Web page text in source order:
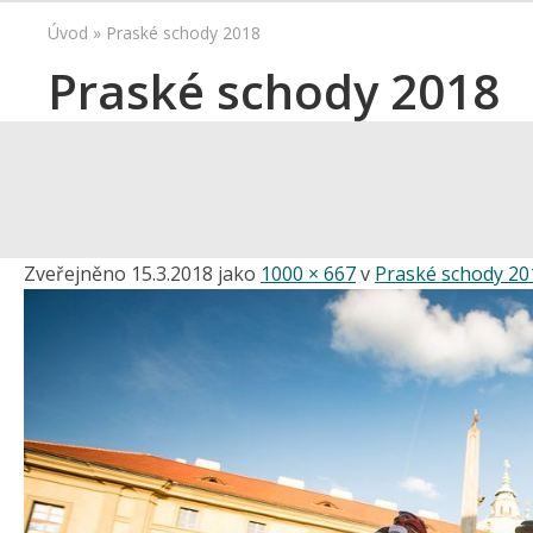
Úvod » Praské schody 2018
Praské schody 2018
Zveřejněno 15.3.2018 jako 1000 × 667v Praské schody